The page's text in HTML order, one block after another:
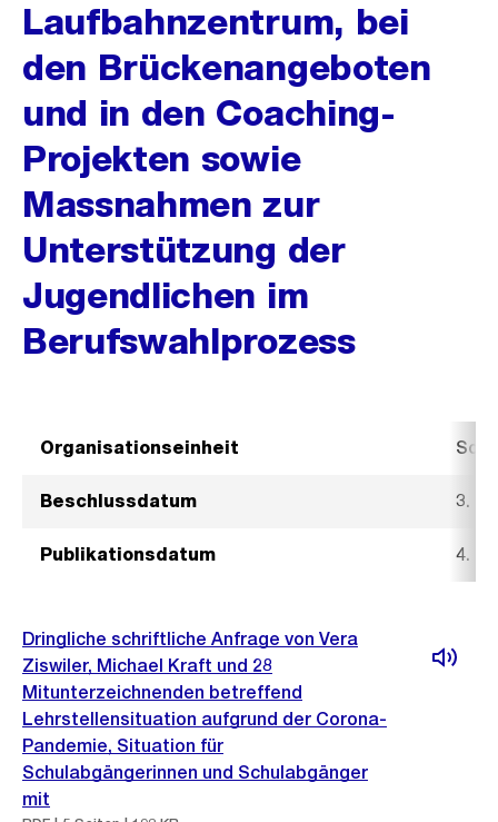
Laufbahnzentrum, bei
den Brückenangeboten
und in den Coaching-
Projekten sowie
Massnahmen zur
Unterstützung der
Jugendlichen im
Berufswahlprozess
Organisationseinheit
Beschlussdatum 3.
Publikationsdatum 4.
Dringliche schriftliche Anfrage von Vera
Ziswiler, Michael Kraft und 28
Mitunterzeichnenden betreffend
Lehrstellensituation aufgrund der Corona-
Pandemie, Situation für
Schulabgängerinnen und Schulabgänger
mit